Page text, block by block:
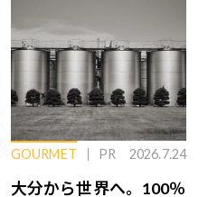
GOURMET PR 2026.7.24
大分から世界へ。100％